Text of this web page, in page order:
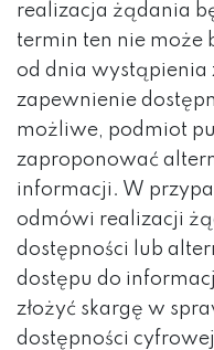
realizacja żądania
termin ten nie może
od dnia wystąpienia
zapewnienie
możliwe, podmiot
zaproponować
informacji. W
odmówi realizacji
dostępności lub
dostępu do
złożyć skargę w
dostępności